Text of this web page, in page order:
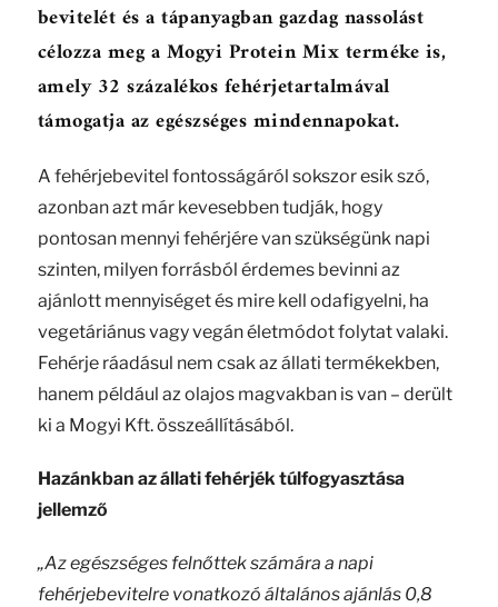
bevitelét és a tápanyagban gazdag nassolást
célozza meg a Mogyi Protein Mix terméke is,
amely 32 százalékos fehérjetartalmával
támogatja az egészséges mindennapokat.
A fehérjebevitel fontosságáról sokszor esik szó,
azonban azt már kevesebben tudják, hogy
pontosan mennyi fehérjére van szükségünk napi
szinten, milyen forrásból érdemes bevinni az
ajánlott mennyiséget és mire kell odafigyelni, ha
vegetáriánus vagy vegán életmódot folytat valaki.
Fehérje ráadásul nem csak az állati termékekben,
hanem például az olajos magvakban is van – derült
ki a Mogyi Kft. összeállításából.
Hazánkban az állati fehérjék túlfogyasztása
jellemző
„Az egészséges felnőttek számára a napi
fehérjebevitelre vonatkozó általános ajánlás 0,8